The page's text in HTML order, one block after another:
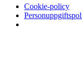
Cookie-policy